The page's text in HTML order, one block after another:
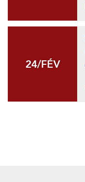
24/FÉV
24/FÉV